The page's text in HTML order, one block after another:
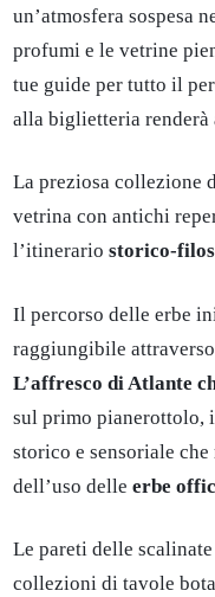
un’atmosfera sospesa
profumi e le vetrine
tue guide per tutto il
alla biglietteria
La preziosa collezione
vetrina con antichi
l’itinerario storico-
Il percorso delle erbe
raggiungibile
L’affresco di Atlante
sul primo pianerottolo,
storico e sensoriale
dell’uso delle erbe
Le pareti delle
collezioni di tavole